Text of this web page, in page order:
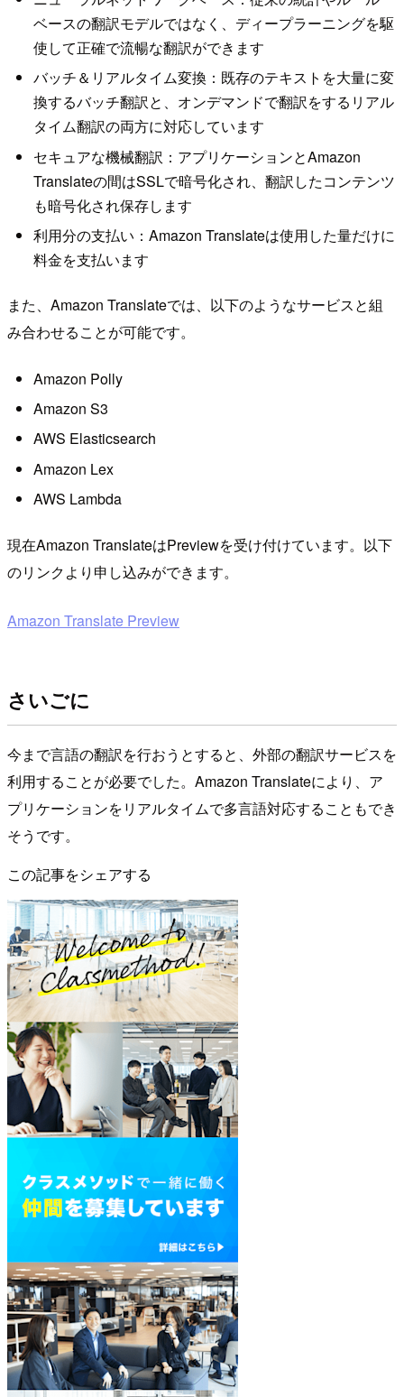
ベースの翻訳モデルではなく、ディープラーニングを駆
使して正確で流暢な翻訳ができます
バッチ＆リアルタイム変換：既存のテキストを大量に変
換するバッチ翻訳と、オンデマンドで翻訳をするリアル
タイム翻訳の両方に対応しています
セキュアな機械翻訳：アプリケーションとAmazon
Translateの間はSSLで暗号化され、翻訳したコンテンツ
も暗号化され保存します
利用分の支払い：Amazon Translateは使用した量だけに
料金を支払います
また、Amazon Translateでは、以下のようなサービスと組
み合わせることが可能です。
Amazon Polly
Amazon S3
AWS Elasticsearch
Amazon Lex
AWS Lambda
現在Amazon TranslateはPreviewを受け付けています。以下
のリンクより申し込みができます。
Amazon Translate Preview
さいごに
今まで言語の翻訳を行おうとすると、外部の翻訳サービスを
利用することが必要でした。Amazon Translateにより、ア
プリケーションをリアルタイムで多言語対応することもでき
そうです。
この記事をシェアする